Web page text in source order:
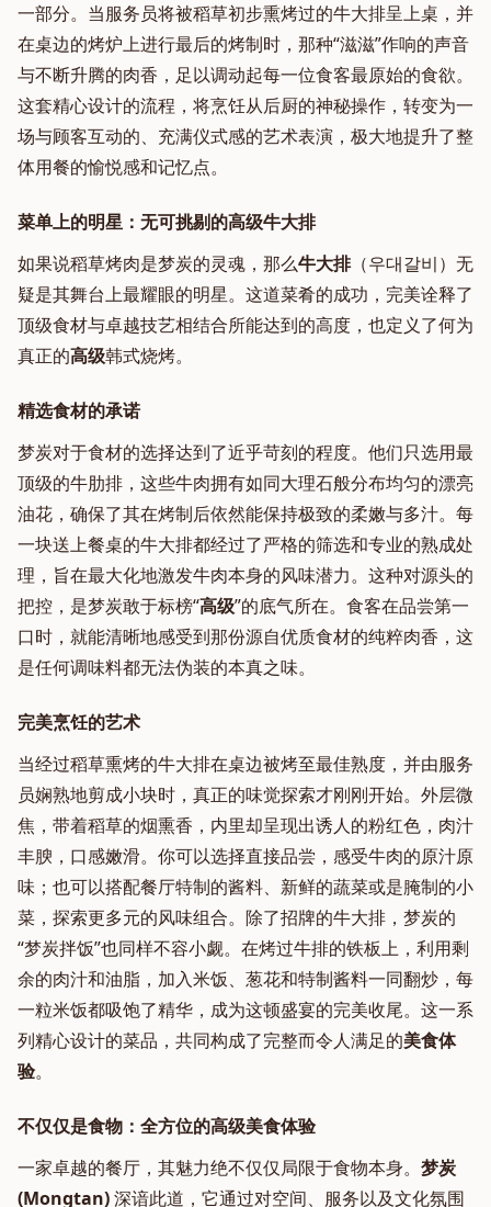
一部分。当服务员将被稻草初步熏烤过的牛大排呈上桌，并
在桌边的烤炉上进行最后的烤制时，那种“滋滋”作响的声音
与不断升腾的肉香，足以调动起每一位食客最原始的食欲。
这套精心设计的流程，将烹饪从后厨的神秘操作，转变为一
场与顾客互动的、充满仪式感的艺术表演，极大地提升了整
体用餐的愉悦感和记忆点。
菜单上的明星：无可挑剔的高级牛大排
如果说稻草烤肉是梦炭的灵魂，那么牛大排（우대갈비）无
疑是其舞台上最耀眼的明星。这道菜肴的成功，完美诠释了
顶级食材与卓越技艺相结合所能达到的高度，也定义了何为
真正的高级韩式烧烤。
精选食材的承诺
梦炭对于食材的选择达到了近乎苛刻的程度。他们只选用最
顶级的牛肋排，这些牛肉拥有如同大理石般分布均匀的漂亮
油花，确保了其在烤制后依然能保持极致的柔嫩与多汁。每
一块送上餐桌的牛大排都经过了严格的筛选和专业的熟成处
理，旨在最大化地激发牛肉本身的风味潜力。这种对源头的
把控，是梦炭敢于标榜“高级”的底气所在。食客在品尝第一
口时，就能清晰地感受到那份源自优质食材的纯粹肉香，这
是任何调味料都无法伪装的本真之味。
完美烹饪的艺术
当经过稻草熏烤的牛大排在桌边被烤至最佳熟度，并由服务
员娴熟地剪成小块时，真正的味觉探索才刚刚开始。外层微
焦，带着稻草的烟熏香，内里却呈现出诱人的粉红色，肉汁
丰腴，口感嫩滑。你可以选择直接品尝，感受牛肉的原汁原
味；也可以搭配餐厅特制的酱料、新鲜的蔬菜或是腌制的小
菜，探索更多元的风味组合。除了招牌的牛大排，梦炭的
“梦炭拌饭”也同样不容小觑。在烤过牛排的铁板上，利用剩
余的肉汁和油脂，加入米饭、葱花和特制酱料一同翻炒，每
一粒米饭都吸饱了精华，成为这顿盛宴的完美收尾。这一系
列精心设计的菜品，共同构成了完整而令人满足的美食体
验。
不仅仅是食物：全方位的高级美食体验
一家卓越的餐厅，其魅力绝不仅仅局限于食物本身。 梦炭
(Mongtan)深谙此道，它通过对空间、服务以及文化氛围